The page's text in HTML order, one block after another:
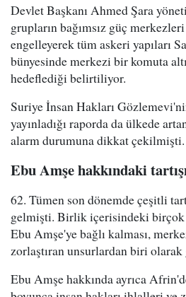
Devlet Başkanı Ahmed Şara
grupların bağımsız güç
engelleyerek tüm askeri yapıları
bünyesinde merkezi bir komuta
hedeflediği belirtiliyor.
Suriye İnsan Hakları
yayınladığı raporda da ülkede
alarm durumuna dikkat çekilmişti.
Ebu Amşe hakkındaki
62. Tümen son dönemde çeşitli
gelmişti. Birlik içerisindeki
Ebu Amşe'ye bağlı kalması,
zorlaştıran unsurlardan biri
Ebu Amşe hakkında ayrıca